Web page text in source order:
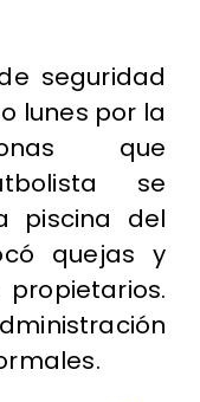
seguridad
lunes por la
que
se
piscina del
quejas y